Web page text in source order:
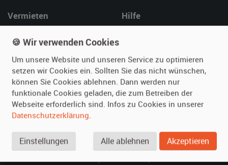
Vermieten
Fotos senden
Fragen für Vermieter
Inserat verwalten
Hilfe
Kontakt
SPECIAL
Berühmte Filmautos –
🍪 Wir verwenden Cookies
Um unsere Website und unseren Service zu optimieren
setzen wir Cookies ein. Sollten Sie das nicht wünschen,
können Sie Cookies ablehnen. Dann werden nur
funktionale Cookies geladen, die zum Betreiben der
Webseite erforderlich sind. Infos zu Cookies in unserer
Datenschutzerklärung.
Einstellungen Alle ablehnen Akzeptieren